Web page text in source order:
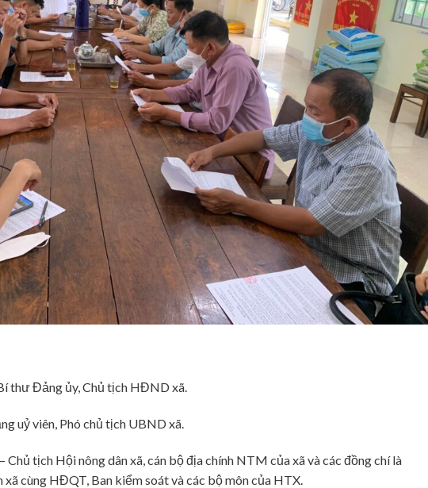
thư Đảng ủy, Chủ tịch HĐND xã.
uỷ viên, Phó chủ tịch UBND xã.
Chủ tịch Hội nông dân xã, cán bộ địa chính NTM của xã và các đồng chí là
cùng HĐQT, Ban kiểm soát và các bộ môn của HTX.